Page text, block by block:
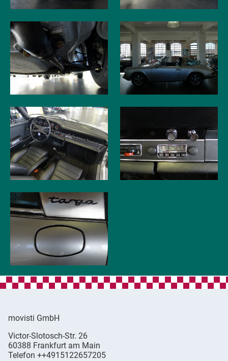
movisti GmbH
classic
automobiles
Victor-Slotosch-Str. 26
60388 Frankfurt am Main
Germany
Telefon ++4915122657205